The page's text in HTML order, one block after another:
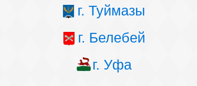
г. Туймазы
г. Белебей
г. Уфа